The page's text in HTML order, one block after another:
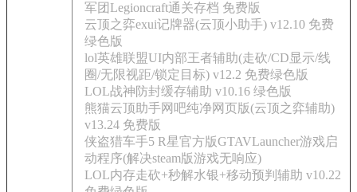
军团Legioncraft通关存档 免费版
云顶之弈exui记牌器(云顶小助手) v12.10 免费
绿色版
lol英雄联盟UI内部王者辅助(走砍/CD显示/线
圈/无限视距/锁定目标) v12.2 免费绿色版
LOL战神防封缓存辅助 v10.16 绿色版
熊猫云顶助手网吧纯净网页版(云顶之弈辅助)
v13.24 免费版
侠盗猎车手5 R星官方版GTAVLauncher游戏启
动程序(解决steam版游戏无响应)
LOL内存走砍+秒解水银+移动预判辅助 v10.22